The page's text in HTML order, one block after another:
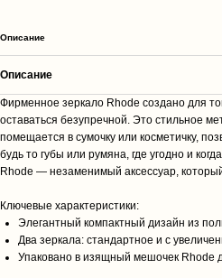
Описание
Описание
Фирменное зеркало Rhode создано для
оставаться безупречной. Это стильное
помещается в сумочку или косметичку,
будь то губы или румяна, где угодно и
Rhode — незаменимый аксессуар,
Ключевые характеристики:
Элегантный компактный дизайн из
Два зеркала: стандартное и с
Упаковано в изящный мешочек Rhode